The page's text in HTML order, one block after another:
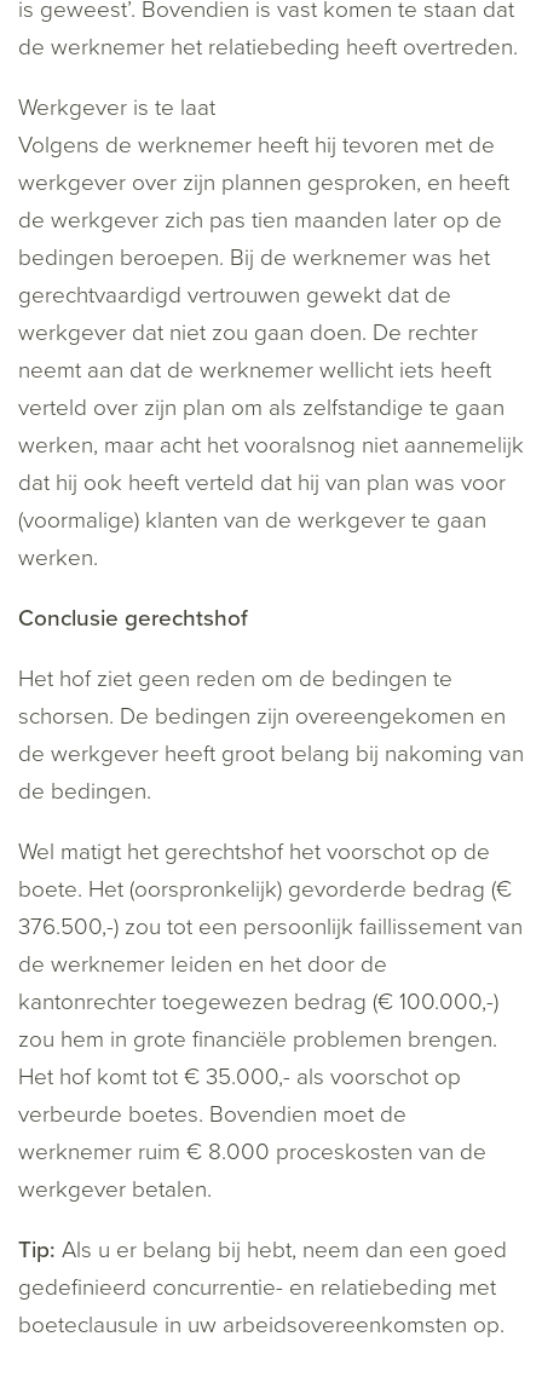
is geweest’. Bovendien is vast komen te staan dat
de werknemer het relatiebeding heeft overtreden.
Werkgever is te laat
Volgens de werknemer heeft hij tevoren met de
werkgever over zijn plannen gesproken, en heeft
de werkgever zich pas tien maanden later op de
bedingen beroepen. Bij de werknemer was het
gerechtvaardigd vertrouwen gewekt dat de
werkgever dat niet zou gaan doen. De rechter
neemt aan dat de werknemer wellicht iets heeft
verteld over zijn plan om als zelfstandige te gaan
werken, maar acht het vooralsnog niet aannemelijk
dat hij ook heeft verteld dat hij van plan was voor
(voormalige) klanten van de werkgever te gaan
werken.
Conclusie gerechtshof
Het hof ziet geen reden om de bedingen te
schorsen. De bedingen zijn overeengekomen en
de werkgever heeft groot belang bij nakoming van
de bedingen.
Wel matigt het gerechtshof het voorschot op de
boete. Het (oorspronkelijk) gevorderde bedrag (€
376.500,-) zou tot een persoonlijk faillissement van
de werknemer leiden en het door de
kantonrechter toegewezen bedrag (€ 100.000,-)
zou hem in grote financiële problemen brengen.
Het hof komt tot € 35.000,- als voorschot op
verbeurde boetes. Bovendien moet de
werknemer ruim € 8.000 proceskosten van de
werkgever betalen.
Tip: Als u er belang bij hebt, neem dan een goed
gedefinieerd concurrentie- en relatiebeding met
boeteclausule in uw arbeidsovereenkomsten op.